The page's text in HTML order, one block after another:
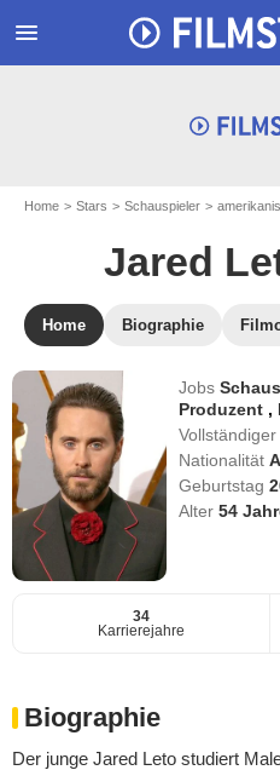
menu
Home Stars Schauspieler
Jared
Home Biographie
Jobs
Produzent ,
Nationalität
Geburtstag
Alter54
34
Karrierejahre
Biographie
Der junge Jared Leto studiert